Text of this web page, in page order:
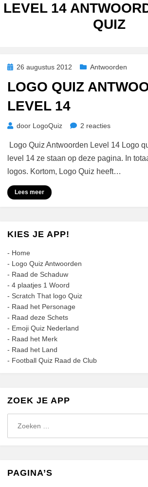
TAG
:
LEVEL 14
QUIZ
Geplaatst
26 augustus 2012 Antwoorden
LOGO QUIZ
LEVEL 14
door LogoQuiz 2 reactiesop
Quiz
Antwoorden
Level
Logo Quiz Antwoorden Level 14 Logo
level 14 ze staan op deze pagina. In
logos. Kortom, Logo Quiz heeft…
Lees meer
KIES JE APP!
- Home
- Logo Quiz Antwoorden
- Raad de Schaduw
- 4 plaatjes 1 Woord
- Scratch That logo Quiz
- Raad het Personage
- Raad deze Schets
- Emoji Quiz Nederland
- Raad het Merk
- Raad het Land
- Football Quiz Raad de Club
ZOEK JE APP
naar:
PAGINA’S